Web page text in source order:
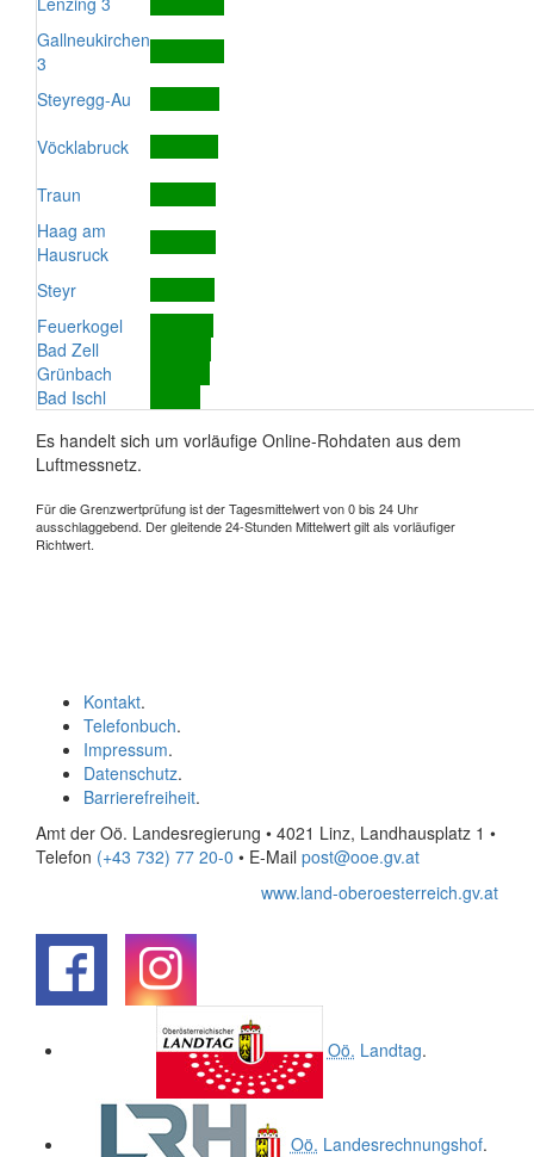
Gallneukirchen
3
Steyregg-Au
Vöcklabruck
Traun
Haag am
Hausruck
Steyr
Feuerkogel
Bad Zell
Grünbach
Bad Ischl
Es handelt sich um vorläufige Online-Rohdaten aus dem
Luftmessnetz.
Für die Grenzwertprüfung ist der Tagesmittelwert von 0 bis 24 Uhr
ausschlaggebend. Der gleitende 24-Stunden Mittelwert gilt als vorläufiger
Richtwert.
Kontakt.
Telefonbuch.
Impressum.
Datenschutz.
Barrierefreiheit.
Amt der Oö. Landesregierung • 4021 Linz, Landhausplatz 1 •
Telefon (+43 732) 77 20-0 • E-Mail post@ooe.gv.at
www.land-oberoesterreich.gv.at
Oö. Landtag.
Oö. Landesrechnungshof.